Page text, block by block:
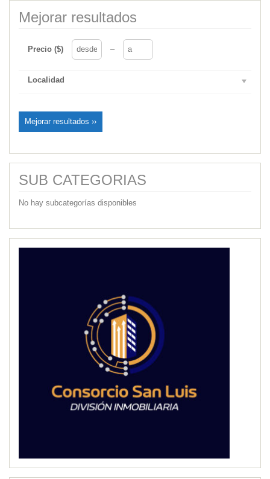
Mejorar resultados
Precio ($) –
Localidad
Mejorar resultados ››
SUB CATEGORIAS
No hay subcategorías disponibles